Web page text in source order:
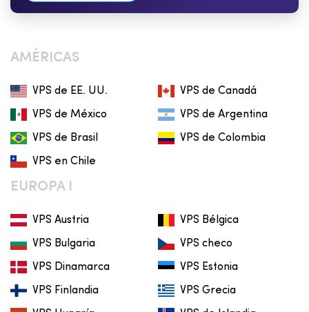
AMÉRICAS
VPS de EE. UU. VPS de Canadá
VPS de México VPS de Argentina
VPS de Brasil VPS de Colombia
VPS en Chile
EUROPA I
VPS Austria VPS Bélgica
VPS Bulgaria VPS checo
VPS Dinamarca VPS Estonia
VPS Finlandia VPS Grecia